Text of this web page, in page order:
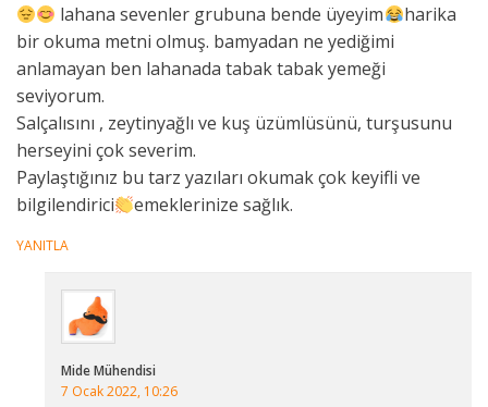
lahana sevenler grubuna bende üyeyim
harika
bir okuma metni olmuş. bamyadan ne yediğimi
anlamayan ben lahanada tabak tabak yemeği
seviyorum.
Salçalısını , zeytinyağlı ve kuş üzümlüsünü, turşusunu
herseyini çok severim.
Paylaştığınız bu tarz yazıları okumak çok keyifli ve
bilgilendirici
emeklerinize sağlık.
YANITLA
Mide Mühendisi
7 Ocak 2022, 10:26